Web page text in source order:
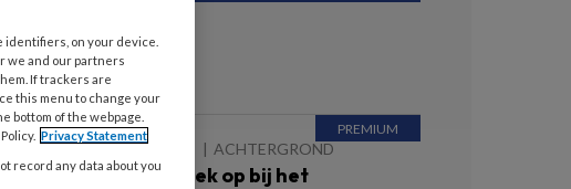
Lees ook
3 AUGUSTUS 2026 ACHTERGROND
‘Zet eens muziek op bij het
on your device.
we and our partners
If trackers are
this menu to change your
bottom of the webpage.
Privacy Statement
record any data about you